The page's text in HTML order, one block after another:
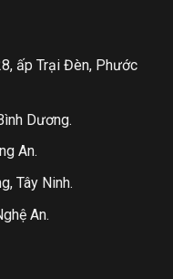
ấp Trại Đèn, Phước
Dương.
An.
Tây Ninh.
An.